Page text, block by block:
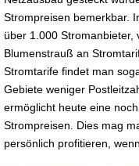
Strompreisen bemerkbar.
über 1.000 Stromanbieter,
Blumenstrauß an
Stromtarife findet man
Gebiete weniger
ermöglicht heute eine
Strompreisen. Dies mag
persönlich profitieren,